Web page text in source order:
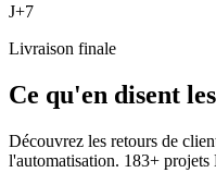
J+7
Livraison finale
Ce qu'en disent
Découvrez les retours de
l'automatisation. 183+ projets